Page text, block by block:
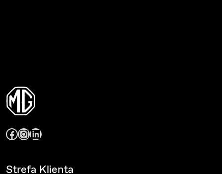
Facebook
Instagram
LinkedIn
Strefa Klienta